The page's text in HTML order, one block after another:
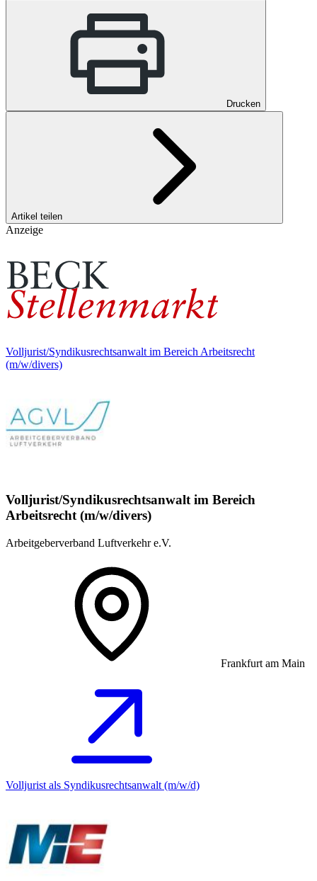
Drucken
Artikel teilen
Anzeige
Volljurist/Syndikusrechtsanwalt im Bereich Arbeitsrecht
(m/w/divers)
Volljurist/Syndikusrechtsanwalt im Bereich
Arbeitsrecht (m/w/divers)
Arbeitgeberverband Luftverkehr e.V.
Frankfurt am Main
Volljurist als Syndikusrechtsanwalt (m/w/d)